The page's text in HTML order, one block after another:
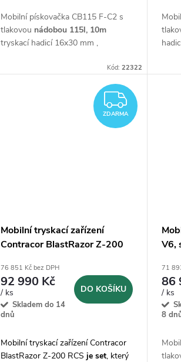
Mobilní pískovačka CB115 F-C2 s
tlakovou nádobou 115l, 10m
tryskací hadicí 16x30 mm ,
maskou M06 s dýchací hadicí a
Start/Stop
Kód:22322
ZDARMA
Mobilní tryskací zařízení
Contracor BlastRazor Z-200
76 851 Kč bez DPH
92 990 Kč
/ ks
Skladem do 14
dnů
DO KOŠÍKU
Mobilní tryskací zařízení Contracor
BlastRazor Z-200 RCS je set, který
V6,
71
86
/ ks
8